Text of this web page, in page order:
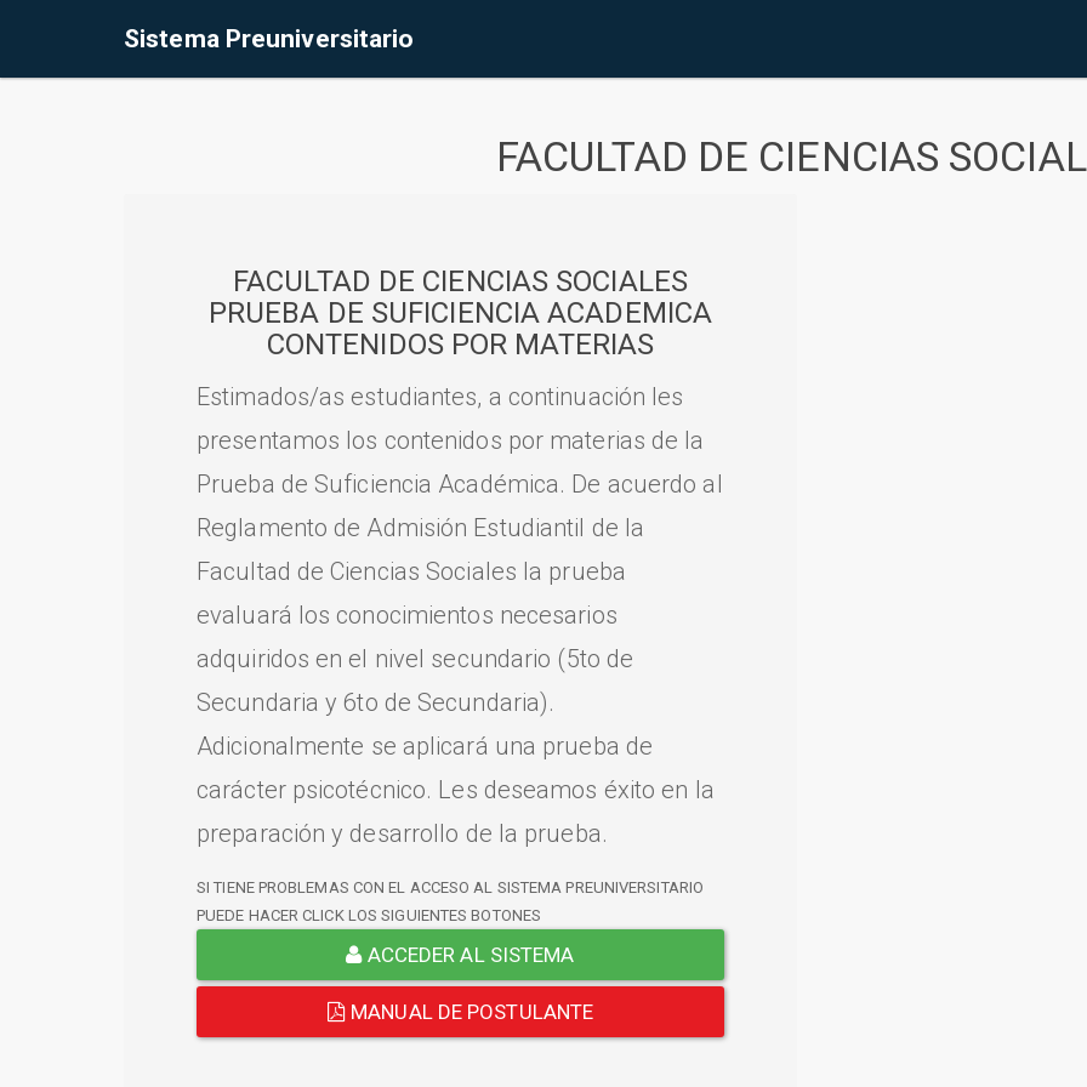
Sistema Preuniversitario
FACULTAD DE CIENCIAS
FACULTAD DE CIENCIAS SOCIALES
PRUEBA DE SUFICIENCIA ACADEMICA
CONTENIDOS POR MATERIAS
Estimados/as estudiantes, a continuación les
presentamos los contenidos por materias de la
Prueba de Suficiencia Académica. De acuerdo al
Reglamento de Admisión Estudiantil de la
Facultad de Ciencias Sociales la prueba
evaluará los conocimientos necesarios
adquiridos en el nivel secundario (5to de
Secundaria y 6to de Secundaria).
Adicionalmente se aplicará una prueba de
carácter psicotécnico. Les deseamos éxito en la
preparación y desarrollo de la prueba.
SI TIENE PROBLEMAS CON EL ACCESO AL SISTEMA PREUNIVERSITARIO
PUEDE HACER CLICK LOS SIGUIENTES BOTONES
ACCEDER AL SISTEMA
MANUAL DE POSTULANTE